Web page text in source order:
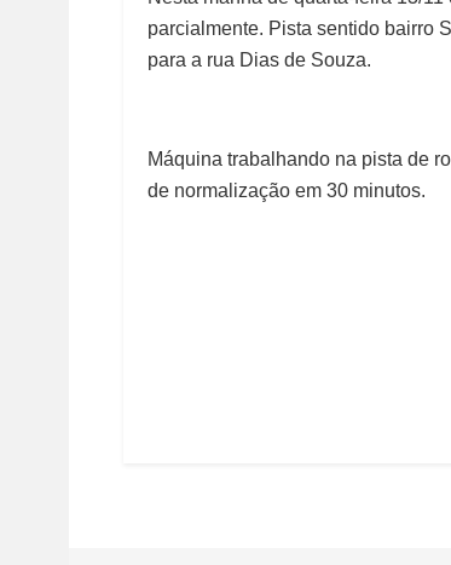
parcialmente. Pista sentido bairro
para a rua Dias de Souza.
Máquina trabalhando na pista de
de normalização em 30 minutos.